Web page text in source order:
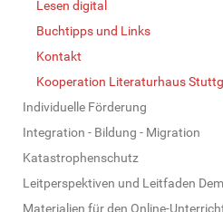
Lesen digital
Buchtipps und Links
Kontakt
Kooperation Literaturhaus
Individuelle Förderung
Integration - Bildung - Migration
Katastrophenschutz
Leitperspektiven und Leitfaden
Materialien für den Online-